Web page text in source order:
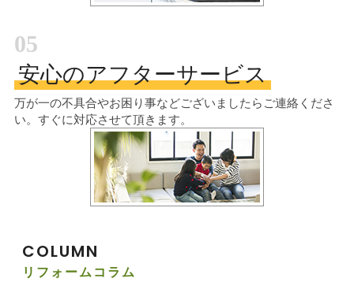
05
安心のアフターサービス
万が一の不具合やお困り事などございましたらご連絡くださ
い。すぐに対応させて頂きます。
COLUMN
リフォームコラム